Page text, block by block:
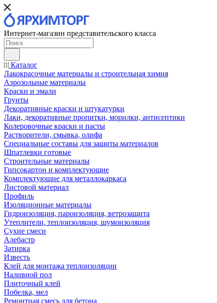
Интернет-магазин представительского класса
Каталог
Лакокрасочные материалы и строительная химия
Аэрозольные материалы
Краски и эмали
Грунты
Декоративные краски и штукатурки
Лаки, декоративные пропитки, морилки, антисептики
Колеровочные краски и пасты
Растворители, смывка, олифа
Специальные составы для защиты материалов
Шпатлевки готовые
Строительные материалы
Гипсокартон и комплектующие
Комплектующие для металлокаркаса
Листовой материал
Профиль
Изоляционные материалы
Гидроизоляция, пароизоляция, ветрозащита
Утеплители, теплоизоляция, шумоизоляция
Сухие смеси
Алебастр
Затирка
Известь
Клей для монтажа теплоизоляции
Наливной пол
Плиточный клей
Побелка, мел
Ремонтная смесь для бетона